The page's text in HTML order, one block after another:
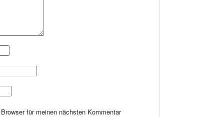
für meinen nächsten Kommentar